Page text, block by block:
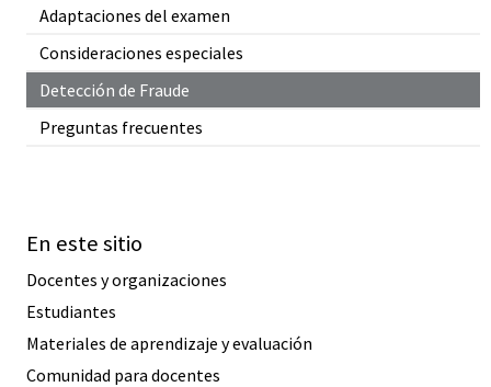
Adaptaciones del examen
Consideraciones especiales
Detección de Fraude
Preguntas frecuentes
En este sitio
Docentes y organizaciones
Estudiantes
Materiales de aprendizaje y evaluación
Comunidad para docentes